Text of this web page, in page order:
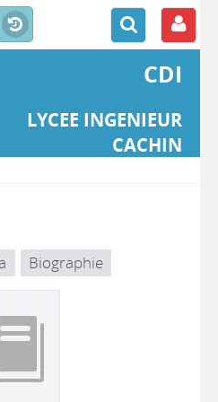
CDI
LYCEE INGENIEUR
CACHIN
Biographie